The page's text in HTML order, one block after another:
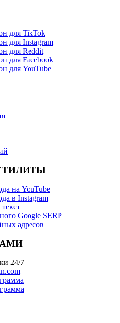
для TikTok
для Instagram
для Reddit
для Facebook
для YouTube
на YouTube
в Instagram
Google SERP
адресов
24/7